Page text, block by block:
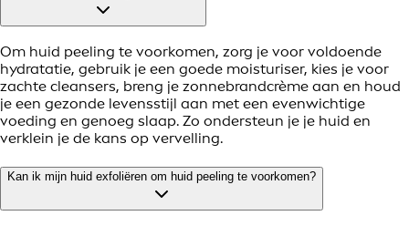
Om huid peeling te voorkomen, zorg je voor voldoende
hydratatie, gebruik je een goede moisturiser, kies je voor
zachte cleansers, breng je zonnebrandcrème aan en houd
je een gezonde levensstijl aan met een evenwichtige
voeding en genoeg slaap. Zo ondersteun je je huid en
verklein je de kans op vervelling.
Kan ik mijn huid exfoliëren om huid peeling te voorkomen?